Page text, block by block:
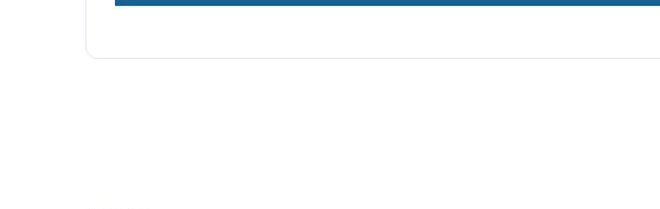
Bu ürünün fiyat bilgisi, resim, ürün açıklamalarında ve diğer konularda yetersiz